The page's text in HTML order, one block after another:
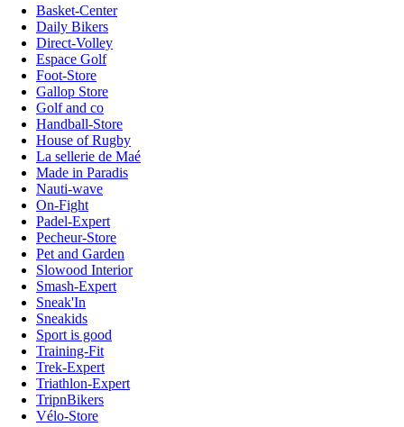
Basket-Center
Daily Bikers
Direct-Volley
Espace Golf
Foot-Store
Gallop Store
Golf and co
Handball-Store
House of Rugby
La sellerie de Maé
Made in Paradis
Nauti-wave
On-Fight
Padel-Expert
Pecheur-Store
Pet and Garden
Slowood Interior
Smash-Expert
Sneak'In
Sneakids
Sport is good
Training-Fit
Trek-Expert
Triathlon-Expert
TripnBikers
Vélo-Store